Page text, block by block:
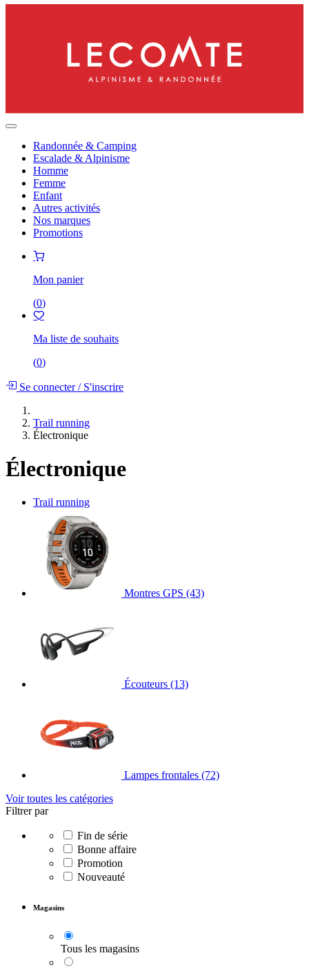
Randonnée & Camping
Escalade & Alpinisme
Homme
Femme
Enfant
Autres activités
Nos marques
Promotions
Mon panier
(0)
Ma liste de souhaits
(0)
Se connecter/S'inscrire
Trail running
Électronique
Électronique
Trail running
Montres GPS (43)
Écouteurs (13)
Lampes frontales (72)
Voir toutes les catégories
Filtrer par
Fin de série
Bonne affaire
Promotion
Nouveauté
Magasins
Tous les magasins